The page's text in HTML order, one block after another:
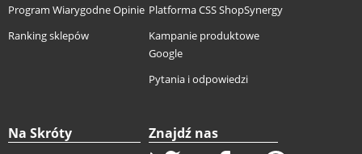
Program Wiarygodne Opinie
Ranking sklepów
Platforma CSS ShopSynergy
Kampanie produktowe
Google
Pytania i odpowiedzi
Na Skróty Znajdź nas